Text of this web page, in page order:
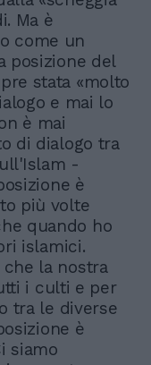
Ma è
come un
posizione del
stata «molto
e mai lo
è mai
di dialogo tra
-
è
più volte
quando ho
islamici.
la nostra
i culti e per
tra le diverse
è
siamo